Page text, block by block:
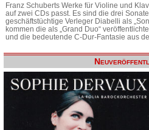
Franz Schuberts Werke für Violine und
auf zwei CDs passt. Es sind die drei
geschäftstüchtige Verleger Diabelli als
kommen die als „Grand Duo“
und die bedeutende C-Dur-Fantasie aus